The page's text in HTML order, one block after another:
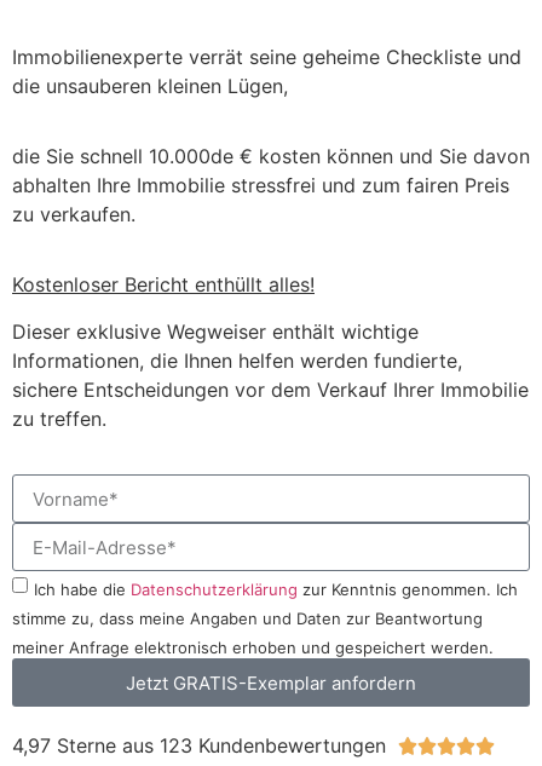
Immobilienexperte verrät seine geheime Checkliste und
die unsauberen kleinen Lügen,
die Sie schnell 10.000de € kosten können und Sie davon
abhalten Ihre Immobilie stressfrei und zum fairen Preis
zu verkaufen.
Kostenloser Bericht enthüllt alles!
Dieser exklusive Wegweiser enthält wichtige
Informationen, die Ihnen helfen werden fundierte,
sichere Entscheidungen vor dem Verkauf Ihrer Immobilie
zu treffen.
Ich habe die Datenschutzerklärung zur Kenntnis genommen. Ich
stimme zu, dass meine Angaben und Daten zur Beantwortung
meiner Anfrage elektronisch erhoben und gespeichert werden.
Jetzt GRATIS-Exemplar anfordern
4,97 Sterne aus 123 Kundenbewertungen 